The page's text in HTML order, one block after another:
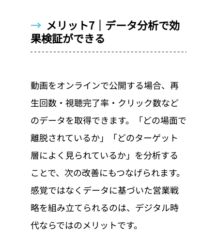
→ メリット7｜データ分析で効
果検証ができる
動画をオンラインで公開する場合、再
生回数・視聴完了率・クリック数など
のデータを取得できます。「どの場面で
離脱されているか」「どのターゲット
層によく見られているか」を分析する
ことで、次の改善にもつなげられます。
感覚ではなくデータに基づいた営業戦
略を組み立てられるのは、デジタル時
代ならではのメリットです。